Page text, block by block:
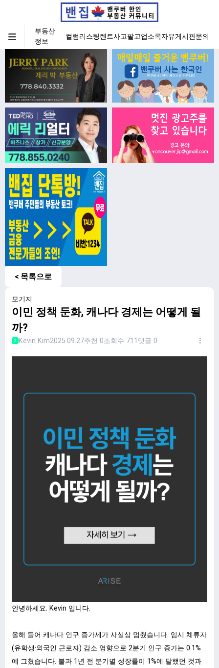
부동산
정보
컬럼리스팅렌트사고팔고업소록자유게시판문의
< 목록으로
모기지
이민 정책 둔화, 캐나다 경제는 어떻게 될
까?
2 Kevin Kim2025.09.27추천 0조회수 711 댓글 0
안녕하세요. Kevin 입니다.
올해 들어 캐나다 인구 증가세가 사실상 멈췄습니다. 임시 체류자
(유학생·외국인 근로자) 감소 영향으로 2분기 인구 증가는 0.1%
에 그쳤습니다. 불과 1년 전 분기별 성장률이 1%에 달했던 것과